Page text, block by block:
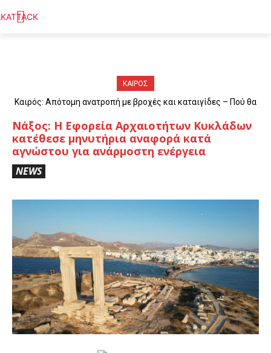
ΚΑΙΡΟΣ
Καιρός: Απότομη ανατροπή με βροχές και καταιγίδες – Πού θα
Νάξος: Η Εφορεία Αρχαιοτήτων Κυκλάδων
κατέθεσε μηνυτήρια αναφορά κατά
αγνώστου για ανάρμοστη ενέργεια
NEWS